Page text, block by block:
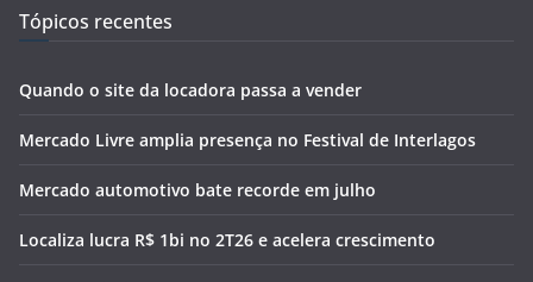
Tópicos recentes
Quando o site da locadora passa a vender
Mercado Livre amplia presença no Festival de Interlagos
Mercado automotivo bate recorde em julho
Localiza lucra R$ 1bi no 2T26 e acelera crescimento